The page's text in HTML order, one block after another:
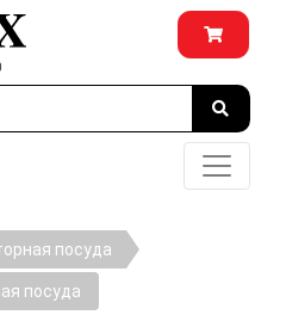
посуда
посуда